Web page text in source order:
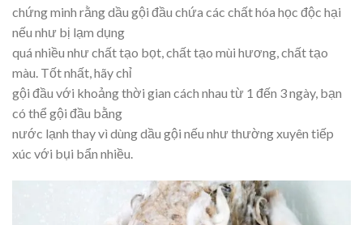
chứng minh rằng dầu gội đầu chứa các chất hóa học độc hại
nếu như bị lạm dụng
quá nhiều như chất tạo bọt, chất tạo mùi hương, chất tạo
màu. Tốt nhất, hãy chỉ
gội đầu với khoảng thời gian cách nhau từ 1 đến 3 ngày, bạn
có thể gội đầu bằng
nước lạnh thay vì dùng dầu gội nếu như thường xuyên tiếp
xúc với bụi bẩn nhiều.